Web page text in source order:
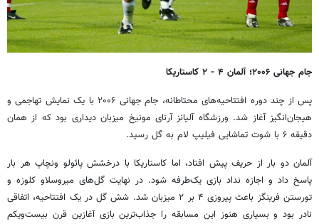
جام جهانی ۲۰۰۶؛ آلمان ۴ - ۲ کاستاریکا
پس از چند دوره افتتاحیه‌های محتاطانه، جام جهانی ۲۰۰۶ با یک نمایش تهاجمی و
هیجان‌انگیز آغاز شد. ورزشگاه آلیانز آرنای مونیخ میزبان دیداری بود که از همان
دقیقه ۶ با شوت تماشایی فیلیپ لام به گل رسید.
آلمان دو بار از حریف پیش افتاد، اما کاستاریکا با درخشش پائولو ونچاپ هر بار
پاسخ داد و اجازه نداد بازی یک‌طرفه شود. در نهایت گل‌های میروسلاو کلوزه و
تورستن فرینگز باعث پیروزی ۴ بر ۲ میزبان شد. شش گل در یک افتتاحیه، اتفاقی
نادر بود و بسیاری هنوز این مسابقه را جذاب‌ترین بازی آغازین قرن بیست‌ویکم